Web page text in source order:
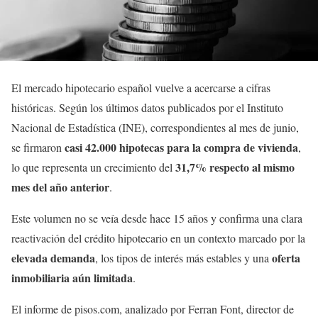
El mercado hipotecario español vuelve a acercarse a cifras
históricas. Según los últimos datos publicados por el Instituto
Nacional de Estadística (INE), correspondientes al mes de junio,
se firmaron casi 42.000 hipotecas para la compra de vivienda,
lo que representa un crecimiento del 31,7% respecto al mismo
mes del año anterior.
Este volumen no se veía desde hace 15 años y confirma una clara
reactivación del crédito hipotecario en un contexto marcado por la
elevada demanda, los tipos de interés más estables y una oferta
inmobiliaria aún limitada.
El informe de pisos.com, analizado por Ferran Font, director de